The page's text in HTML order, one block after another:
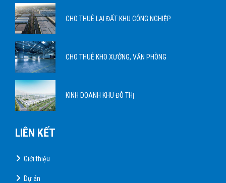
CHO THUÊ LẠI ĐẤT KHU CÔNG NGHIỆP
CHO THUÊ KHO XƯỞNG, VĂN PHÒNG
KINH DOANH KHU ĐÔ THỊ
LIÊN KẾT
Giới thiệu
Dự án